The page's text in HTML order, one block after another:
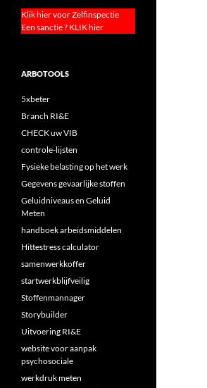
Klik hier voor Zelfinspectie
Een sanctie ? KLIK hier
ARBOTOOLS
5xbeter
Branch RI&E
CHECK uw VIB
controle-lijsten
Fysieke belasting op het werk
Gegevens gevaarlijke stoffen
Geluidniveaus en Geluid
Meten
handboek arbeidsmiddelen
Hittestress calculator
samenwerkkoffer
startwerkblijfveilig
Stoffenmannager
Storybuilder
Uitvoering RI&E
website voor aanpak
psychosociale
werkdruk meten